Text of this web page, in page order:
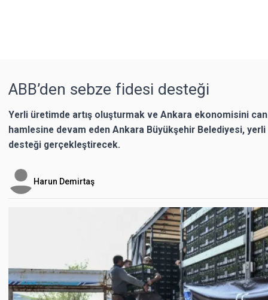
ABB’den sebze fidesi desteği
Yerli üretimde artış oluşturmak ve Ankara ekonomisini
hamlesine devam eden Ankara Büyükşehir Belediyesi,
desteği gerçekleştirecek.
Harun Demirtaş